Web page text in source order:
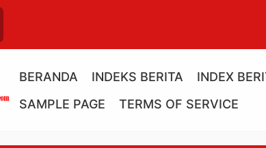
BERANDA INDEKS BERITA INDEX
SAMPLE PAGE
TERMS OF SERVICE